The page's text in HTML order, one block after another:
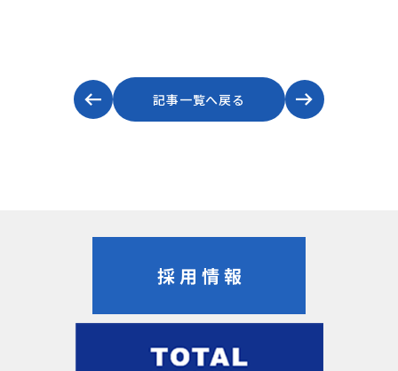
記事一覧へ戻る